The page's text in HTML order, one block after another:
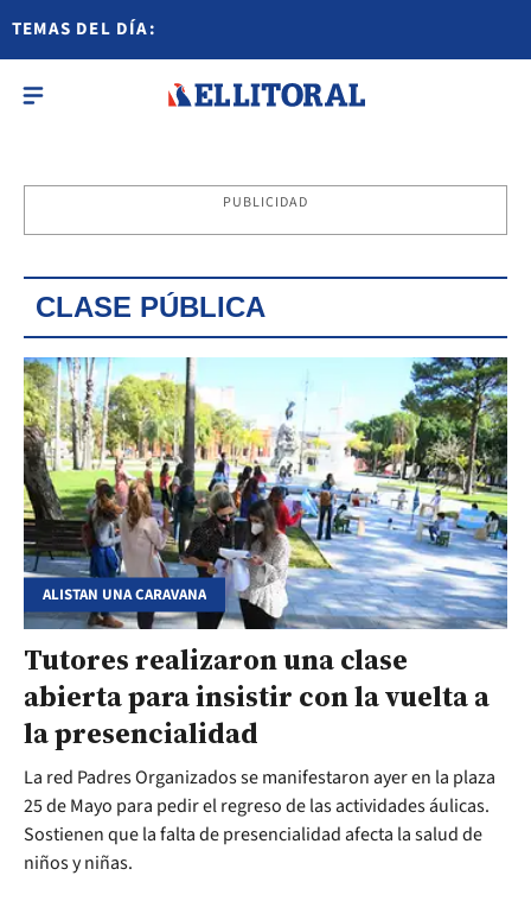
TEMAS DEL DÍA:
PUBLICIDAD
CLASE PÚBLICA
ALISTAN UNA CARAVANA
Tutores realizaron una clase
abierta para insistir con la vuelta a
la presencialidad
La red Padres Organizados se manifestaron ayer en la plaza
25 de Mayo para pedir el regreso de las actividades áulicas.
Sostienen que la falta de presencialidad afecta la salud de
niños y niñas.